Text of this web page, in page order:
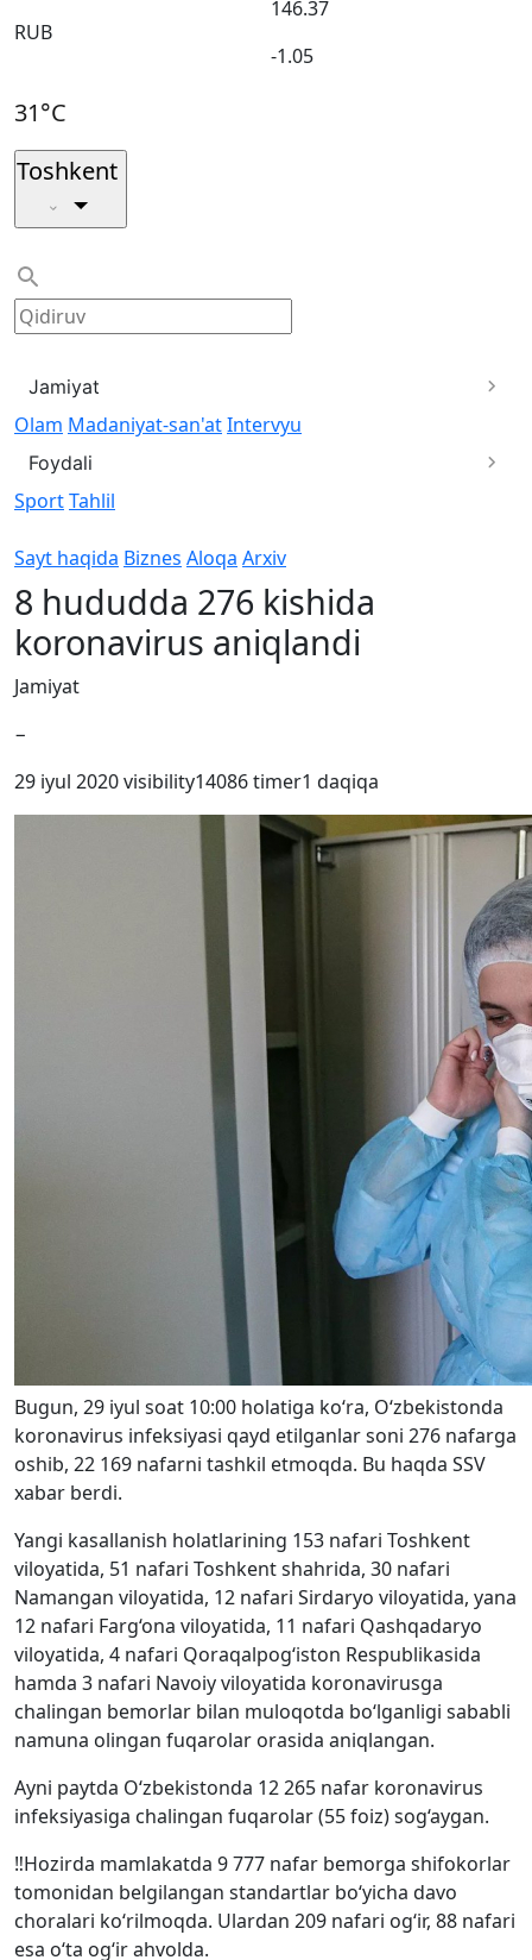
RUB
146.37
-1.05
31°C
Toshkent
Jamiyat
Olam Madaniyat-san'atIntervyu
Foydali
SportTahlil
Sayt haqida Biznes Aloqa Arxiv
8 hududda 276 kishida
koronavirus aniqlandi
Jamiyat
−
29 iyul 2020visibility14086timer1 daqiqa
Bugun, 29 iyul soat 10:00 holatiga ko‘ra, O‘zbekistonda
koronavirus infeksiyasi qayd etilganlar soni 276 nafarga
oshib, 22 169 nafarni tashkil etmoqda. Bu haqda SSV
xabar berdi.
Yangi kasallanish holatlarining 153 nafari Toshkent
viloyatida, 51 nafari Toshkent shahrida, 30 nafari
Namangan viloyatida, 12 nafari Sirdaryo viloyatida, yana
12 nafari Farg‘ona viloyatida, 11 nafari Qashqadaryo
viloyatida, 4 nafari Qoraqalpog‘iston Respublikasida
hamda 3 nafari Navoiy viloyatida koronavirusga
chalingan bemorlar bilan muloqotda bo‘lganligi sababli
namuna olingan fuqarolar orasida aniqlangan.
Ayni paytda O‘zbekistonda 12 265 nafar koronavirus
infeksiyasiga chalingan fuqarolar (55 foiz) sog‘aygan.
‼️Hozirda mamlakatda 9 777 nafar bemorga shifokorlar
tomonidan belgilangan standartlar bo‘yicha davo
choralari ko‘rilmoqda. Ulardan 209 nafari og‘ir, 88 nafari
esa o‘ta og‘ir ahvolda.